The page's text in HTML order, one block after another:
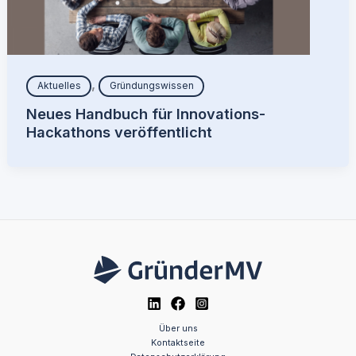
Aktuelles , Gründungswissen
Neues Handbuch für Innovations-
Hackathons veröffentlicht
Über uns
Kontaktseite